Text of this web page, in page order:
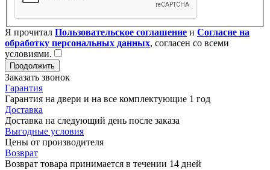
Я прочитал Пользовательское соглашение и Согласие на
обработку персональных данных, согласен со всеми
условиями.
Продолжить
Заказать звонок
Гарантия
Гарантия на двери и на все комплектующие 1 год
Доставка
Доставка на следующий день после заказа
Выгодные условия
Цены от производителя
Возврат
Возврат товара принимается в течении 14 дней